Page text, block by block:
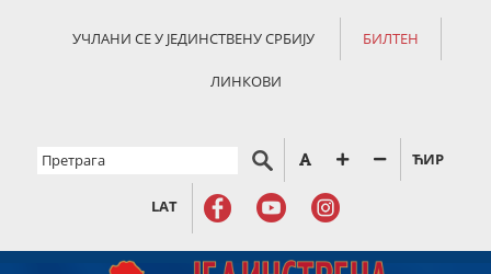
УЧЛАНИ СЕ У ЈЕДИНСТВЕНУ СРБИЈУ БИЛТЕН
ЛИНКОВИ
ЋИР
LAT